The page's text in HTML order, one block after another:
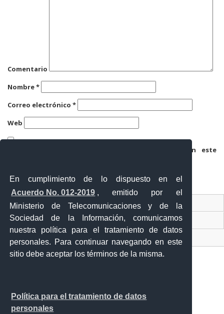
En cumplimiento de lo dispuesto en el
Acuerdo No. 012-2019 , emitido por el
Ministerio de Telecomunicaciones y de la
Sociedad de la Información, comunicamos
nuestra política para el tratamiento de datos
personales. Para continuar navegando en este
sitio debe aceptar los términos de la misma.
Política para el tratamiento de datos
personales
Comentario
Nombre*
Correo electrónico *
Web
Guarda mi nombre, correo electrónico y web en este
Contacto Ciudadano
Ventanilla Única de Comercio Exterior
Sistema Nacional de Información (SNI)
Calle 12 de febrero y Vicente Rocafuerte
Orellana - Ecuador